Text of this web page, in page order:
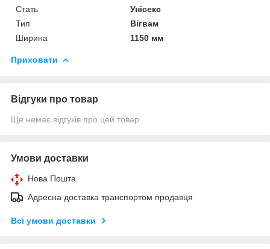
Стать
Унісекс
Тип
Вігвам
Ширина
1150 мм
Приховати
Відгуки про товар
Ще немає відгуків про цей товар
Умови доставки
Нова Пошта
Адресна доставка транспортом продавця
Всі умови доставки